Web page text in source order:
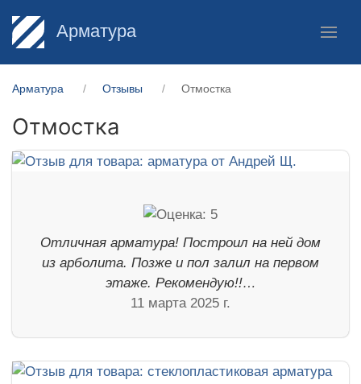
Арматура
Арматура Отзывы Отмостка
Отмостка
Отличная арматура! Построил на ней дом
из арболита. Позже и пол залил на первом
этаже. Рекомендую!!…
11 марта 2025 г.